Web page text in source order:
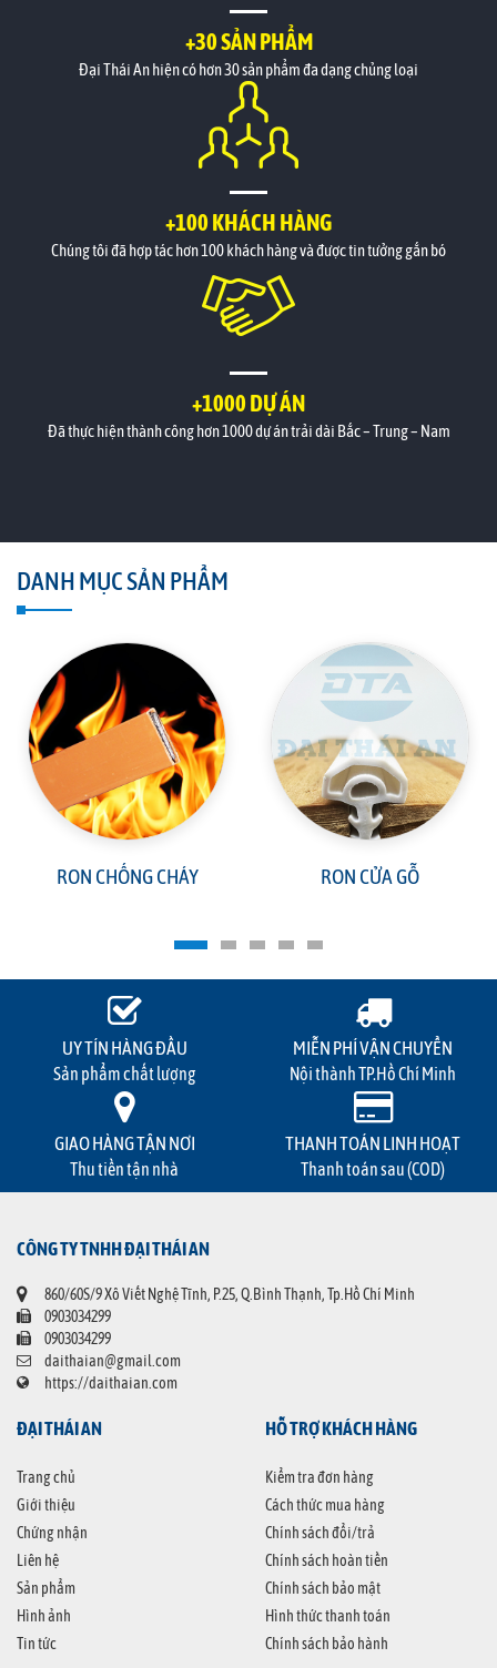
+30 SẢN PHẨM
Đại Thái An hiện có hơn 30 sản phẩm đa dạng chủng loại
+100 KHÁCH HÀNG
Chúng tôi đã hợp tác hơn 100 khách hàng và được tin tưởng gắn bó
+1000 DỰ ÁN
Đã thực hiện thành công hơn 1000 dự án trải dài Bắc – Trung – Nam
DANH MỤC SẢN PHẨM
RON CHỐNG CHÁY RON CỬA GỖ
UY TÍN HÀNG ĐẦU
Sản phẩm chất lượng
MIỄN PHÍ VẬN CHUYỂN
Nội thành TP.Hồ Chí Minh
GIAO HÀNG TẬN NƠI
Thu tiền tận nhà
THANH TOÁN LINH HOẠT
Thanh toán sau (COD)
CÔNG TY TNHH ĐẠI THÁI AN
860/60S/9 Xô Viết Nghệ Tĩnh, P.25, Q.Bình Thạnh, Tp.Hồ Chí Minh
0903034299
0903034299
daithaian@gmail.com
https://daithaian.com
ĐẠI THÁI AN
Trang chủ
Giới thiệu
Chứng nhận
Liên hệ
Sản phẩm
Hình ảnh
Tin tức
HỖ TRỢ KHÁCH HÀNG
Kiểm tra đơn hàng
Cách thức mua hàng
Chính sách đổi/trả
Chính sách hoàn tiền
Chính sách bảo mật
Hình thức thanh toán
Chính sách bảo hành